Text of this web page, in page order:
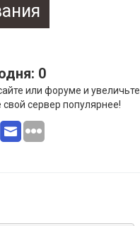
0
или форуме и увеличьте
сервер популярнее!